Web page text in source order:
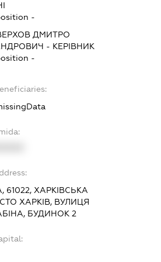
-
ДМИТРО
- КЕРІВНИК
-
61022, ХАРКІВСЬКА
ХАРКІВ, ВУЛИЦЯ
БУДИНОК 2